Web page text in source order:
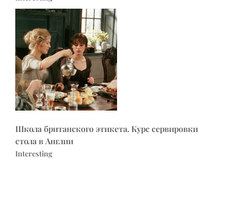
Школа британского этикета. Курс сервировки
стола в Англии
Interesting